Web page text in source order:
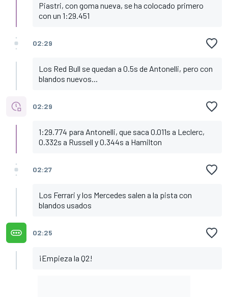
Piastri, con goma nueva, se ha colocado primero
con un 1:29.451
02:29
Los Red Bull se quedan a 0.5s de Antonelli, pero con
blandos nuevos...
02:29
1:29.774 para Antonelli, que saca 0.011s a Leclerc,
0.332s a Russell y 0.344s a Hamilton
02:27
Los Ferrari y los Mercedes salen a la pista con
blandos usados
02:25
¡Empieza la Q2!